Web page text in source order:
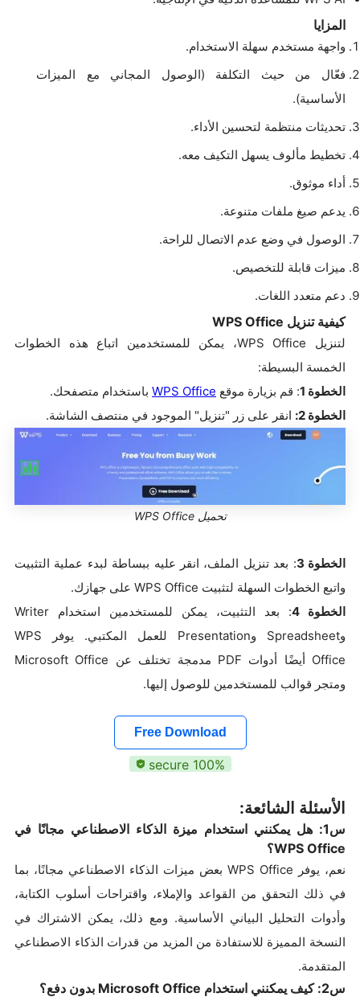
المزايا
واجهة مستخدم سهلة الاستخدام.
فعّال من حيث التكلفة (الوصول المجاني مع الميزات
الأساسية).
تحديثات منتظمة لتحسين الأداء.
تخطيط مألوف يسهل التكيف معه.
أداء موثوق.
يدعم صيغ ملفات متنوعة.
الوصول في وضع عدم الاتصال للراحة.
ميزات قابلة للتخصيص.
دعم متعدد اللغات.
كيفية تنزيل WPS Office
لتنزيل WPS Office، يمكن للمستخدمين اتباع هذه الخطوات
الخمسة البسيطة:
الخطوة 1: قم بزيارة موقع WPS Office باستخدام متصفحك.
الخطوة 2:
انقر على زر "تنزيل" الموجود في منتصف الشاشة.
تحميل WPS Office
الخطوة 3
: بعد تنزيل الملف، انقر عليه ببساطة لبدء عملية التثبيت
واتبع الخطوات السهلة لتثبيت WPS Office على جهازك.
الخطوة 4
: بعد التثبيت، يمكن للمستخدمين استخدام Writer
وSpreadsheet وPresentation للعمل المكتبي. يوفر WPS
Office أيضًا أدوات PDF مدمجة تختلف عن Microsoft Office
ومتجر قوالب للمستخدمين للوصول إليها.
Free Download
100% secure
الأسئلة الشائعة:
س1: هل يمكنني استخدام ميزة الذكاء الاصطناعي مجانًا في
WPS Office؟
نعم، يوفر WPS Office بعض ميزات الذكاء الاصطناعي مجانًا، بما
في ذلك التحقق من القواعد والإملاء، واقتراحات أسلوب الكتابة،
وأدوات التحليل البياني الأساسية. ومع ذلك، يمكن الاشتراك في
النسخة المميزة للاستفادة من المزيد من قدرات الذكاء الاصطناعي
المتقدمة.
س2: كيف يمكنني استخدام Microsoft Office بدون دفع؟